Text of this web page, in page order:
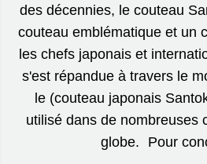
des décennies, le couteau
couteau emblématique et un
les chefs japonais et
s'est répandue à travers le
le (couteau japonais
utilisé dans de nombreuses
globe. Pour